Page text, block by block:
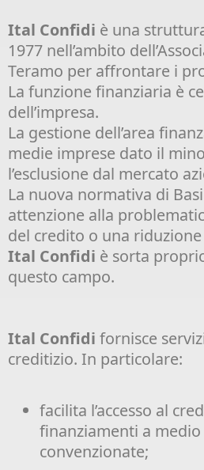
Ital Confidi è una
1977 nell’ambito
Teramo per affrontare i
La funzione finanziaria è
dell’impresa.
La gestione dell’area
medie imprese dato il
l’esclusione dal mercato
La nuova normativa di
attenzione alla
del credito o una
Ital Confidi è sorta
questo campo.
Ital Confidi fornisce
creditizio. In particolare:
facilita l’accesso al
finanziamenti a
convenzionate;